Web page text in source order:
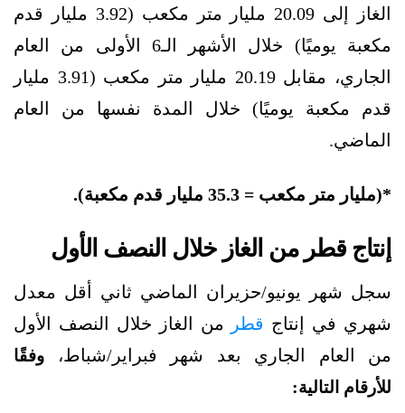
الغاز إلى 20.09 مليار متر مكعب (3.92 مليار قدم
مكعبة يوميًا) خلال الأشهر الـ6 الأولى من العام
الجاري، مقابل 20.19 مليار متر مكعب (3.91 مليار
قدم مكعبة يوميًا) خلال المدة نفسها من العام
الماضي.
*(مليار متر مكعب = 35.3 مليار قدم مكعبة).
إنتاج قطر من الغاز خلال النصف الأول
سجل شهر يونيو/حزيران الماضي ثاني أقل معدل
شهري في إنتاج قطر
من الغاز خلال النصف الأول
من العام الجاري بعد شهر فبراير/شباط، وفقًا
للأرقام التالية: